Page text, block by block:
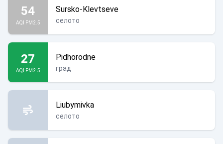
54
AQI PM2.5
Sursko-Klevtseve
селото
27
AQI PM2.5
Pidhorodne
град
Liubymivka
селото